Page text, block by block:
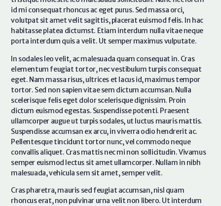
id mi consequat rhoncus ac eget purus. Sed massa orci,
volutpat sit amet velit sagittis, placerat euismod felis. In hac
habitasse platea dictumst. Etiam interdum nulla vitae neque
porta interdum quis a velit. Ut semper maximus vulputate.
In sodales leo velit, ac malesuada quam consequat in. Cras
elementum feugiat tortor, nec vestibulum turpis consequat
eget. Nam massa risus, ultrices et lacus id, maximus tempor
tortor. Sed non sapien vitae sem dictum accumsan. Nulla
scelerisque felis eget dolor scelerisque dignissim. Proin
dictum euismod egestas. Suspendisse potenti. Praesent
ullamcorper augue ut turpis sodales, ut luctus mauris mattis.
Suspendisse accumsan ex arcu, in viverra odio hendrerit ac.
Pellentesque tincidunt tortor nunc, vel commodo neque
convallis aliquet. Cras mattis nec mi non sollicitudin. Vivamus
semper euismod lectus sit amet ullamcorper. Nullam in nibh
malesuada, vehicula sem sit amet, semper velit.
Cras pharetra, mauris sed feugiat accumsan, nisl quam
rhoncus erat, non pulvinar urna velit non libero. Ut interdum